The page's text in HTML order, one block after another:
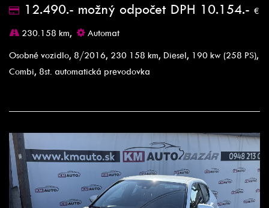
12.490.- možný odpočet DPH 10.154.- €
230.158 km,
Automat
Osobné vozidlo, 8/2016, 230 158 km, Diesel, 190 kw (258 PS),
Combi, 8st. automatická prevodovka